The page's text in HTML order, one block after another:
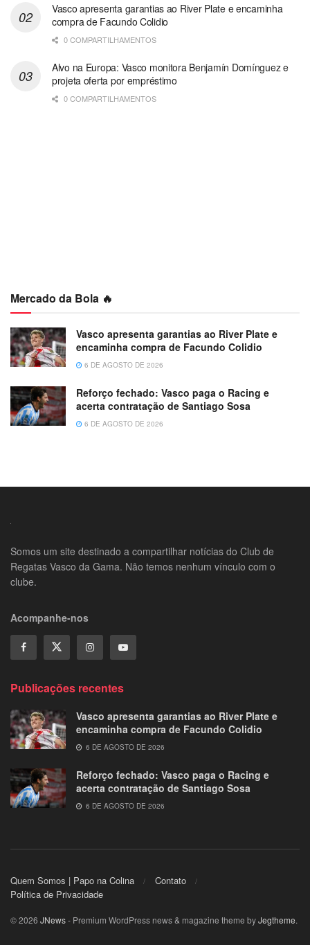
Vasco apresenta garantias ao River Plate e encaminha
compra de Facundo Colidio
0 COMPARTILHAMENTOS
Alvo na Europa: Vasco monitora Benjamín Domínguez e
projeta oferta por empréstimo
0 COMPARTILHAMENTOS
Mercado da Bola 🔥
Vasco apresenta garantias ao River Plate e
encaminha compra de Facundo Colidio
6 DE AGOSTO DE 2026
Reforço fechado: Vasco paga o Racing e
acerta contratação de Santiago Sosa
6 DE AGOSTO DE 2026
Somos um site destinado a compartilhar notícias do Club de
Regatas Vasco da Gama. Não temos nenhum vínculo com o
clube.
Acompanhe-nos
Publicações recentes
Vasco apresenta garantias ao River Plate e
encaminha compra de Facundo Colidio
6 DE AGOSTO DE 2026
Reforço fechado: Vasco paga o Racing e
acerta contratação de Santiago Sosa
6 DE AGOSTO DE 2026
Quem Somos | Papo na Colina
Contato
Política de Privacidade
© 2026 JNews- Premium WordPress news & magazine theme byJegtheme.